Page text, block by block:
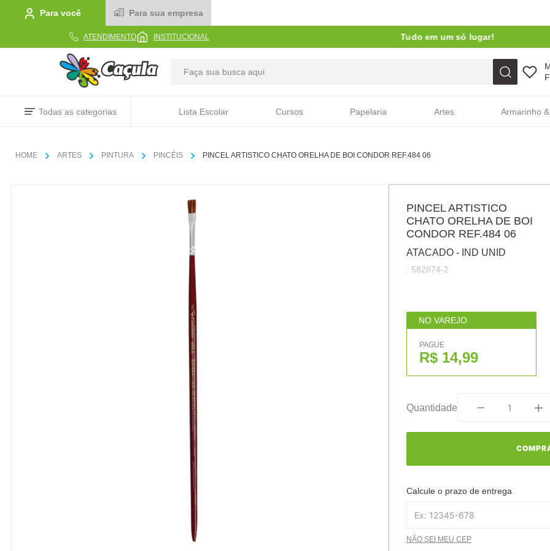
Para você Para sua empresa
ATENDIMENTO INSTITUCIONAL Tudo em um só lugar!
Todas as categorias Lista Escolar Cursos Papelaria Artes Armarinho
ARTES PINTURA PINCÉIS PINCEL ARTISTICO CHATO ORELHA DE BOI CONDOR REF.484 06
PINCEL ARTISTICO
CHATO ORELHA DE BOI
CONDOR REF.484 06
ATACADO - IND UNID
: 582874-2
NO VAREJO
PAGUE
R$ 14,99
Quantidade
Calcule o prazo de entrega
NÃO SEI MEU CEP
TERMOS MAIS BUSCADOS